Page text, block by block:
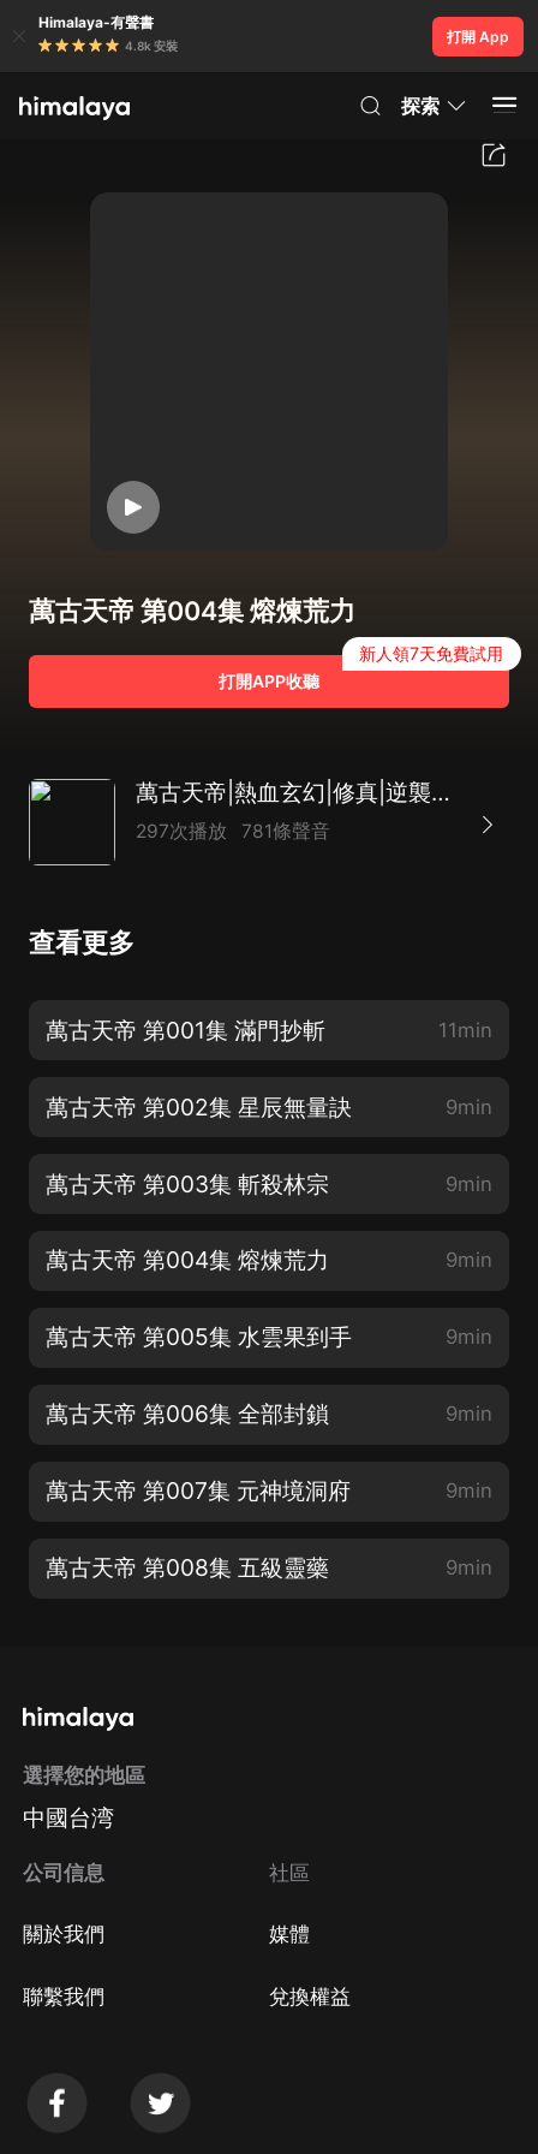
Himalaya-有聲書
4.8k 安裝
打開 App
探索
萬古天帝 第004集 熔煉荒力
打開APP收聽
新人領7天免費試用
萬古天帝|熱血玄幻|修真|逆襲爽文|多人劇
297次播放 781條聲音
查看更多
萬古天帝 第001集 滿門抄斬 11min
萬古天帝 第002集 星辰無量訣 9min
萬古天帝 第003集 斬殺林宗 9min
萬古天帝 第004集 熔煉荒力 9min
萬古天帝 第005集 水雲果到手 9min
萬古天帝 第006集 全部封鎖 9min
萬古天帝 第007集 元神境洞府 9min
萬古天帝 第008集 五級靈藥 9min
選擇您的地區
中國台湾
公司信息
關於我們
聯繫我們
社區
媒體
兌換權益